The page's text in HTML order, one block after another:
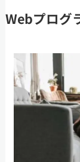
Webプログ